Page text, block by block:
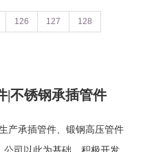
126 127 128
|不锈钢承插管件
产承插管件
锻钢高压管件